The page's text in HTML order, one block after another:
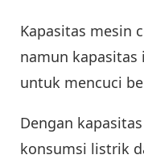
Kapasitas mesin
namun
untuk mencuci
Dengan
konsumsi listrik